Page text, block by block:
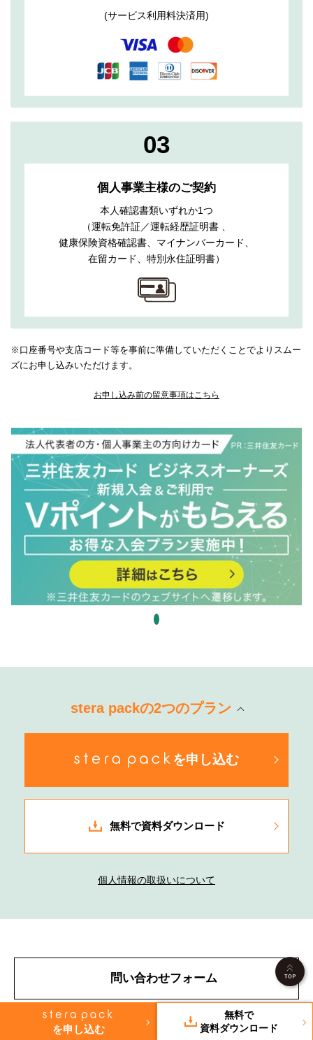
(サービス利用料決済用)
03
個人事業主様のご契約
本人確認書類いずれか1つ
（運転免許証／運転経歴証明書 、
健康保険資格確認書、 マイナンバーカード、
在留カード、特別永住証明書）
※口座番号や支店コード等を事前に準備していただくことでよりスムー
ズにお申し込みいただけます。
お申し込み前の留意事項はこちら
stera packの2つのプラン
を申し込む
無料で資料ダウンロード
個人情報の取扱いについて
を申し込む
無料で
資料ダウンロード
問い合わせフォーム